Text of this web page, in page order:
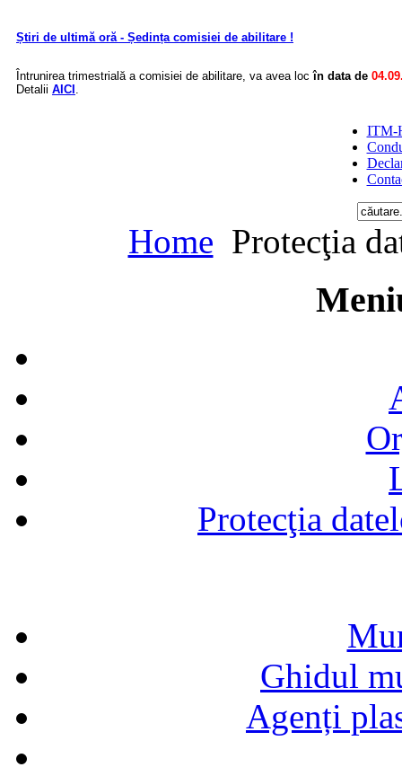
Știri de ultimă oră - Ședința comisiei de abilitare !
Întrunirea trimestrială a comisiei de abilitare, va avea loc în data de
Detalii AICI .
ITM-
Home Protecţia
Protecţia
Ghidul
Agenți